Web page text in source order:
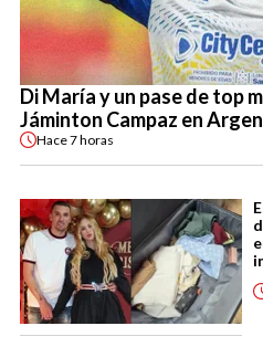
Di María y un pase de top
Jáminton Campaz en
Hace7 horas